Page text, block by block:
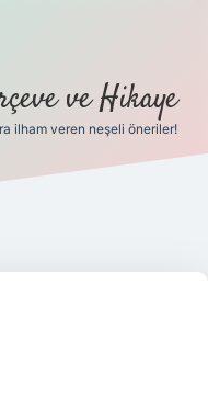
ve Hikaye
ilham veren neşeli öneriler!